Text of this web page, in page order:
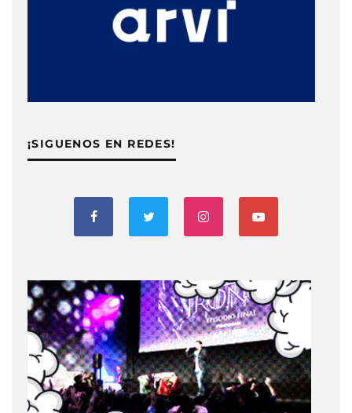
¡SIGUENOS EN REDES!